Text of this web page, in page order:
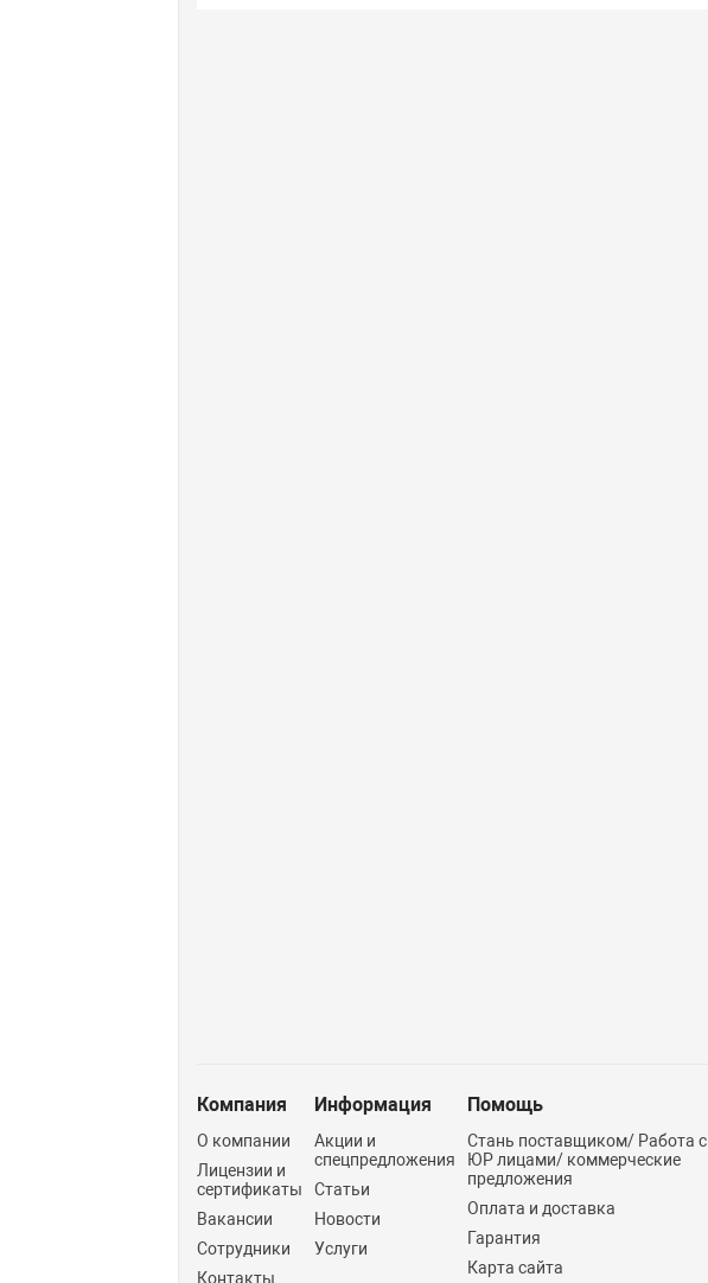
Компания
О компании
Лицензии и
сертификаты
Вакансии
Сотрудники
Контакты
Информация
Акции и
спецпредложения
Статьи
Новости
Услуги
Помощь
Стань поставщиком/ Работа с
ЮР лицами/ коммерческие
предложения
Оплата и доставка
Гарантия
Карта сайта